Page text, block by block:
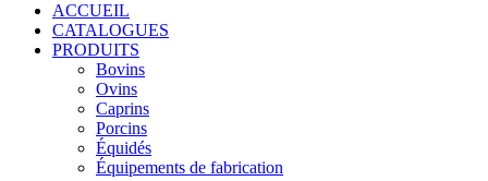
ACCUEIL
CATALOGUES
PRODUITS
Bovins
Ovins
Caprins
Porcins
Équidés
Équipements de fabrication